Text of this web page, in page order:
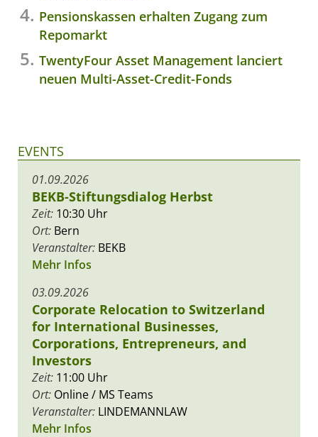
Pensionskassen erhalten Zugang zum
Repomarkt
TwentyFour Asset Management lanciert
neuen Multi-Asset-Credit-Fonds
EVENTS
01.09.2026
BEKB-Stiftungsdialog Herbst
Zeit: 10:30 Uhr
Ort: Bern
Veranstalter: BEKB
Mehr Infos
03.09.2026
Corporate Relocation to Switzerland
for International Businesses,
Corporations, Entrepreneurs, and
Investors
Zeit: 11:00 Uhr
Ort: Online / MS Teams
Veranstalter: LINDEMANNLAW
Mehr Infos